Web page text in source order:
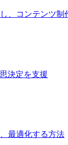
、コンテンツ制
決定を支援
最適化する方法